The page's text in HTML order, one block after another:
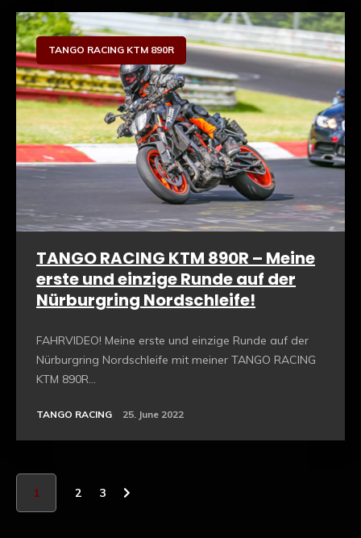
TANGO RACING KTM 890R
TANGO RACING KTM 890R – Meine
erste und einzige Runde auf der
Nürburgring Nordschleife!
FAHRVIDEO! Meine erste und einzige Runde auf der
Nürburgring Nordschleife mit meiner TANGO RACING
KTM 890R...
TANGO RACING 25. June 2022
1 2 3